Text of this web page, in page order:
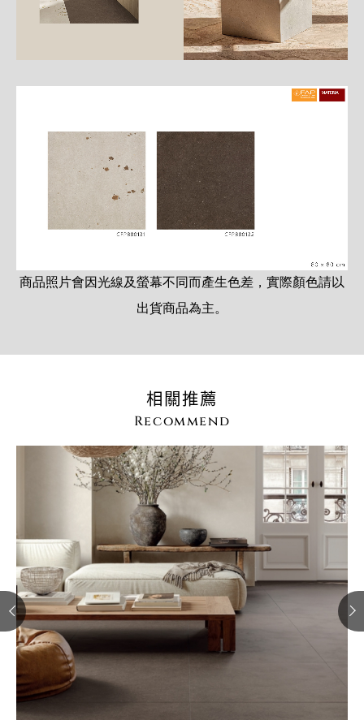
商品照片會因光線及螢幕不同而產生色差，實際顏色請以
出貨商品為主。
相關推薦
Recommend